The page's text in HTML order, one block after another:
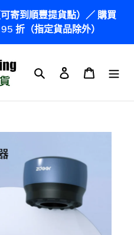
寄到順豐提貨點）／ 購買
折（指定貨品除外）
搜尋 登入 購物車